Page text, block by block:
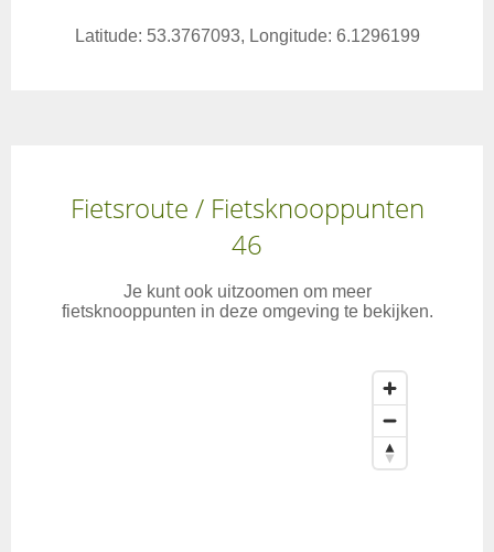
Latitude: 53.3767093, Longitude: 6.1296199
Fietsroute / Fietsknooppunten
46
Je kunt ook uitzoomen om meer
fietsknooppunten in deze omgeving te bekijken.